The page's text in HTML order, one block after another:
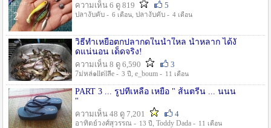
ความเห็น 6 ดู 819
5
ปลางับคับ - 6 เดือน, ปลางับคับ - 4 เดือน
วิธีทำเหยื่อตกปลากดในน้ำใหล น้ำหลาก ได้งั
ดแน่นอน เด็ดจริง!
ความเห็น 8 ดู 6,590
3
7ม่หล่๑llต่lลีe - 3 ปี , e_boum - 11 เดือน
PART 3 ... รูปที่เหลือ เหยื่อ " ส้นตรีน ... นนน
"
ความเห็น 48 ดู 7,201
4
อาทิตย์วงศ์สุวรรณ - 13 ปี , Toddy Dada - 11 เดือน